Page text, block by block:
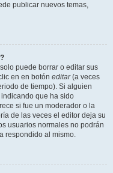
publicar nuevos temas,
puede borrar o editar sus
en en botón editar(a veces
de tiempo). Si alguien
que ha sido
si fue un moderador o la
de las veces el editor deja su
usuarios normales no podrán
respondido al mismo.